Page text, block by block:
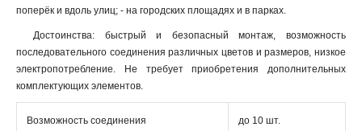
поперёк и вдоль улиц; - на городских площадях и в парках.
Достоинства: быстрый и безопасный монтаж, возможность
последовательного соединения различных цветов и размеров, низкое
электропотребление. Не требует приобретения дополнительных
комплектующих элементов.
Возможность соединения до 10 шт.